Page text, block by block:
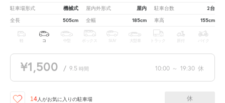
駐車場形式 機械式 屋内外形式 屋内 駐車台数 2台
全長 505cm 全幅 185cm 車高 155cm
コ 中型 ボックス SUV 大型車 トラック 原付 バイク
¥1,500 / 9.5 時間 10:00 ～ 19:30 休
14 人がお気に入りの駐車場 休